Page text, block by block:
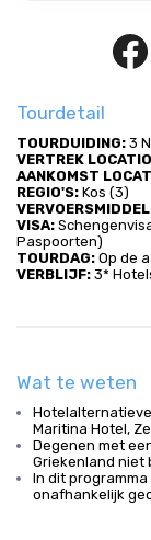
Tourdetail
TOURDUIDING: 3
VERTREK
AANKOMST
REGIO'S: Kos (3)
VISA:
Paspoorten)
TOURDAG: Op de
VERBLIJF: 3*
Wat te weten
Maritina Hotel,
Degenen met
Griekenland niet
In dit
onafhankelijk